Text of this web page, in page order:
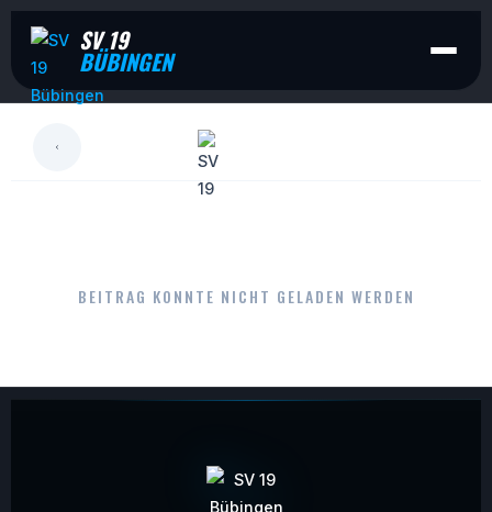
SV 19
BÜBINGEN
BEITRAG KONNTE NICHT GELADEN WERDEN